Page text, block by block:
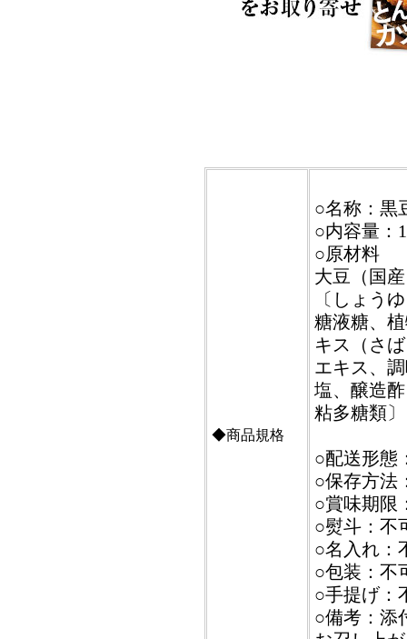
◆商品規格
○名称：黒
○内容量：
○原材料
大豆（国
〔しょう
糖液糖、
キス（さ
エキス、
塩、醸造
粘多糖類〕
○配送形態
○保存方法
○賞味期限
○熨斗：不
○名入れ：
○包装：不
○手提げ：
○備考：添